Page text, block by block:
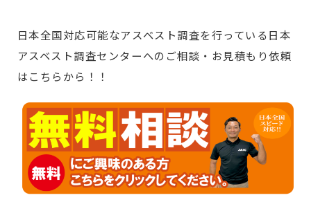
日本全国対応可能なアスベスト調査を行っている日本
アスベスト調査センターへのご相談・お見積もり依頼
はこちらから！！